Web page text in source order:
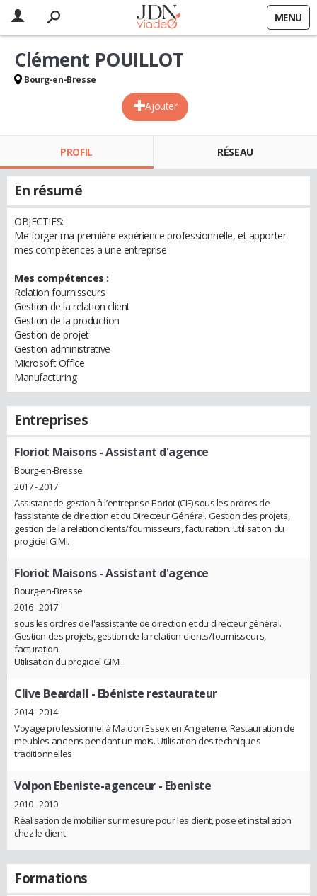
MENU
Ajouter
Clément POUILLOT
Bourg-en-Bresse
PROFIL RÉSEAU
En résumé
OBJECTIFS:
Me forger ma première expérience professionnelle, et apporter
mes compétences a une entreprise
Mes compétences :
Relation fournisseurs
Gestion de la relation client
Gestion de la production
Gestion de projet
Gestion administrative
Microsoft Office
Manufacturing
Entreprises
Floriot Maisons- Assistant d'agence
Bourg-en-Bresse
2017 - 2017
Assistant de gestion à l’entreprise Floriot (CIF) sous les ordres de
l’assistante de direction et du Directeur Général. Gestion des projets,
gestion de la relation clients/fournisseurs, facturation. Utilisation du
progiciel GIMI.
Floriot Maisons- Assistant d'agence
Bourg-en-Bresse
2016 - 2017
sous les ordres de l'assistante de direction et du directeur général.
Gestion des projets, gestion de la relation clients/fournisseurs,
facturation.
Utilisation du progiciel GIMI.
Clive Beardall - Ebéniste restaurateur
2014 - 2014
Voyage professionnel à Maldon Essex en Angleterre. Restauration de
meubles anciens pendant un mois. Utilisation des techniques
traditionnelles
Volpon Ebeniste-agenceur- Ebeniste
2010 - 2010
Réalisation de mobilier sur mesure pour les client, pose et installation
chez le client
Formations